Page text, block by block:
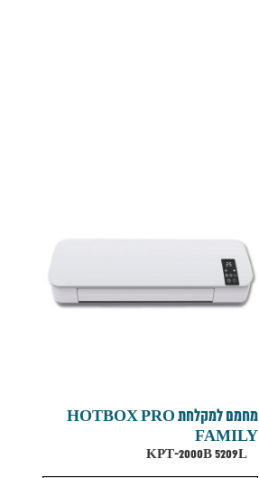
מחמם למקלחת HOTBOX PRO
FAMILY
KPT-2000B 5209L